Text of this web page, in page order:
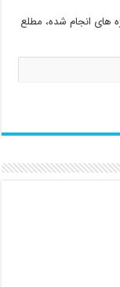
های انجام شده، مطلع